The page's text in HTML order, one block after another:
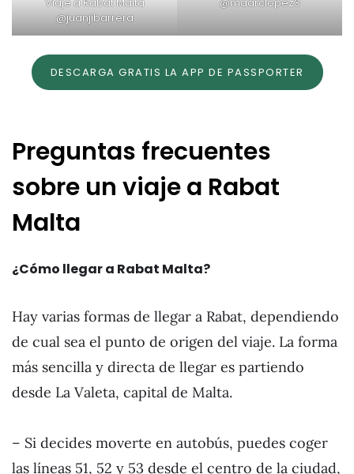
Viaje a Rabat Malta
@juanjibarrera
@maarclopez3
DESCARGA GRATIS LA APP DE PASSPORTER
Preguntas frecuentes
sobre un viaje a Rabat
Malta
¿Cómo llegar a Rabat Malta?
Hay varias formas de llegar a Rabat, dependiendo
de cual sea el punto de origen del viaje. La forma
más sencilla y directa de llegar es partiendo
desde La Valeta, capital de Malta.
– Si decides moverte en autobús, puedes coger
las líneas 51, 52 y 53 desde el centro de la ciudad,